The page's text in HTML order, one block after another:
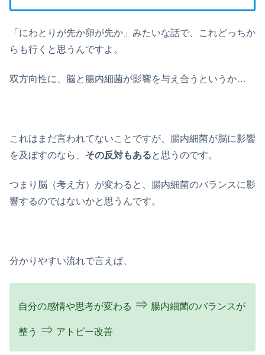
「にわとりが先か卵が先か」みたいな話で、これどっちか
らも行くと思うんですよ。
双方向性に、脳と腸内細菌が影響を与え合うというか…
これはまだ言われてないことですが、腸内細菌が脳に影響
を及ぼすのなら、 その反対もあると思うのです。
つまり脳（考え方）が変わると、腸内細菌のバランスに影
響するのではないかと思うんです。
分かりやすい流れで言えば、
自分の感情や思考が変わる ⇒ 腸内細菌のバランスが
整う ⇒ アトピー改善